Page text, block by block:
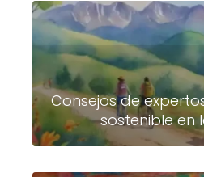
Consejos de
sostenible en